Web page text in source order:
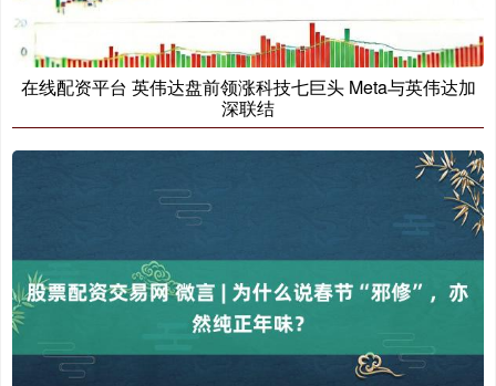
7243.31 +0.02%
在线配资平台 英伟达盘前领涨科技七巨头 Meta与英伟达加
深联结